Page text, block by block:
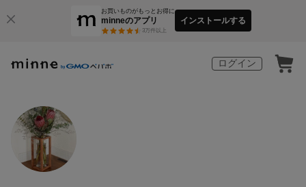
お買いものがもっとお得に
minneのアプリ
3万件以上
インストールする
ログイン